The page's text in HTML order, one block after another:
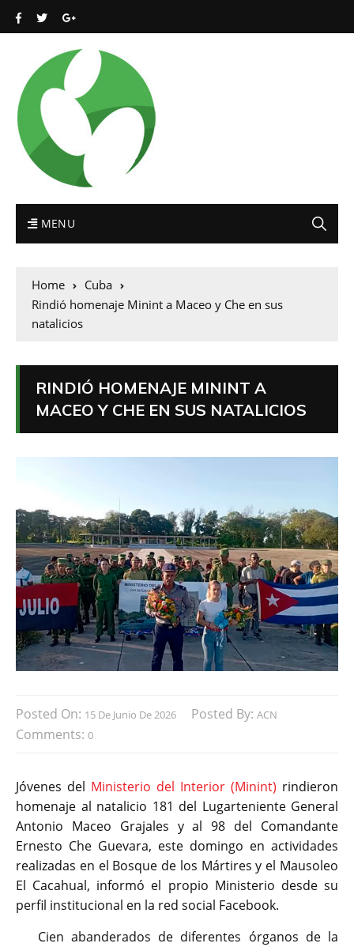
MENU
Home
Cuba
Rindió homenaje Minint a Maceo y Che en sus
natalicios
RINDIÓ HOMENAJE MININT A
MACEO Y CHE EN SUS NATALICIOS
Posted On: 15 De Junio De 2026 Posted By: ACN
Comments: 0
Jóvenes del Ministerio del Interior (Minint) rindieron
homenaje al natalicio 181 del Lugarteniente General
Antonio Maceo Grajales y al 98 del Comandante
Ernesto Che Guevara, este domingo en actividades
realizadas en el Bosque de los Mártires y el Mausoleo
El Cacahual, informó el propio Ministerio desde su
perfil institucional en la red social Facebook.
Cien abanderados de diferentes órganos de la